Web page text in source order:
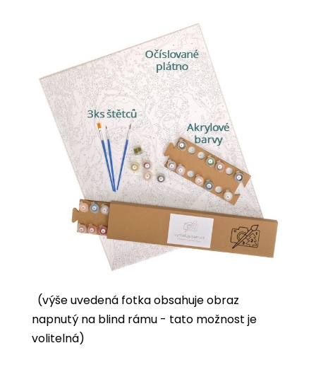
(výše uvedená fotka obsahuje obraz
napnutý na blind rámu - tato možnost je
volitelná)